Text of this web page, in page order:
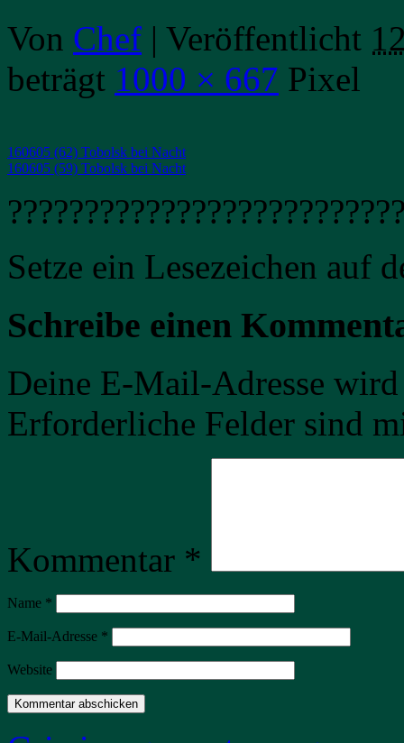
Von Chef | Veröffentlicht
beträgt 1000 × 667 Pixel
160605 (62) Tobolsk bei Nacht
160605 (59) Tobolsk bei Nacht
Setze ein Lesezeichen auf
Schreibe einen
Deine E-Mail-Adresse
Erforderliche Felder sind
Kommentar *
Name *
E-Mail-Adresse *
Website